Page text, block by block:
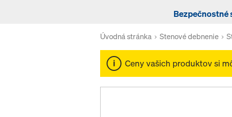
Bezpečnostné
Úvodná stránka Stenové debnenie
Ceny vašich produktov si